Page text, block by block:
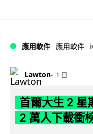
應用軟件 應用軟件
Lawton 1 日
首爾大生 2 星
2 萬人下載衝